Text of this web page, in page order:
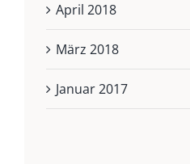
April 2018
März 2018
Januar 2017